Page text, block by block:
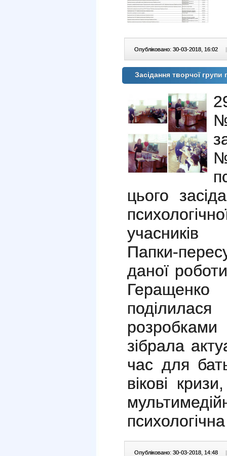
Опубліковано: 30-03-2018, 16:02 |
Засідання творчої групи
цього
учасників
Папки-
даної
зібрала
час для
вікові
Опубліковано: 30-03-2018, 14:48 |